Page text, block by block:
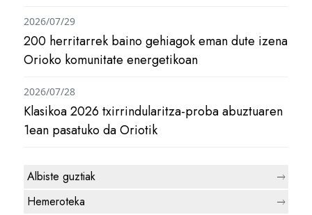
200 herritarrek baino gehiagok eman dute izena
Orioko komunitate energetikoan
2026/07/29
Klasikoa 2026 txirrindularitza-proba abuztuaren
1ean pasatuko da Oriotik
2026/07/28
Albiste guztiak
Hemeroteka